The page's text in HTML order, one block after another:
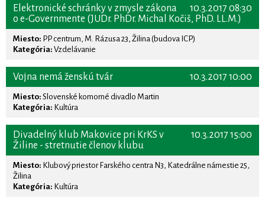
10.3.2017 08:30
Elektronické schránky v zmysle zákona
o e-Governmente (JUDr. PhDr. Michal Kočiš, PhD. LL.M.)
Miesto: PP centrum, M. Rázusa 23, Žilina (budova ICP)
Kategória: Vzdelávanie
10.3.2017 10:00
Vojna nemá ženskú tvár
Miesto: Slovenské komorné divadlo Martin
Kategória: Kultúra
10.3.2017 15:00
Divadelný klub Makovice pri KrKS v
Žiline - stretnutie členov klubu
Miesto: Klubový priestor Farského centra N3, Katedrálne námestie 25,
Žilina
Kategória: Kultúra